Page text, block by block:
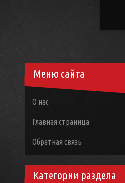
Меню сайта
О нас
Главная страница
Обратная связь
Категории раздела